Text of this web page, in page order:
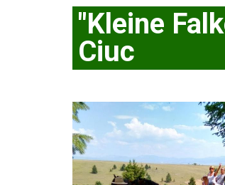
"Kleine
Ciuc